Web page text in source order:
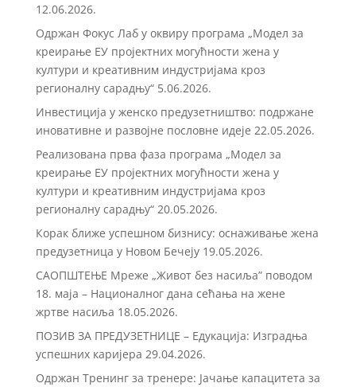
12.06.2026.
Одржан Фокус Лаб у оквиру програма „Модел за
креирање ЕУ пројектних могућности жена у
култури и креативним индустријама кроз
регионалну сарадњу“ 5.06.2026.
Инвестиција у женско предузетништво: подржане
иновативне и развојне пословне идеје 22.05.2026.
Реализована прва фаза програма „Модел за
креирање ЕУ пројектних могућности жена у
култури и креативним индустријама кроз
регионалну сарадњу“ 20.05.2026.
Корак ближе успешном бизнису: оснаживање жена
предузетница у Новом Бечеју 19.05.2026.
САОПШТЕЊЕ Мреже „Живот без насиља” поводом
18. маја – Националног дана сећања на жене
жртве насиља 18.05.2026.
ПОЗИВ ЗА ПРЕДУЗЕТНИЦЕ – Eдукација: Изградња
успешних каријера 29.04.2026.
Одржан Тренинг за тренере: Јачање капацитета за